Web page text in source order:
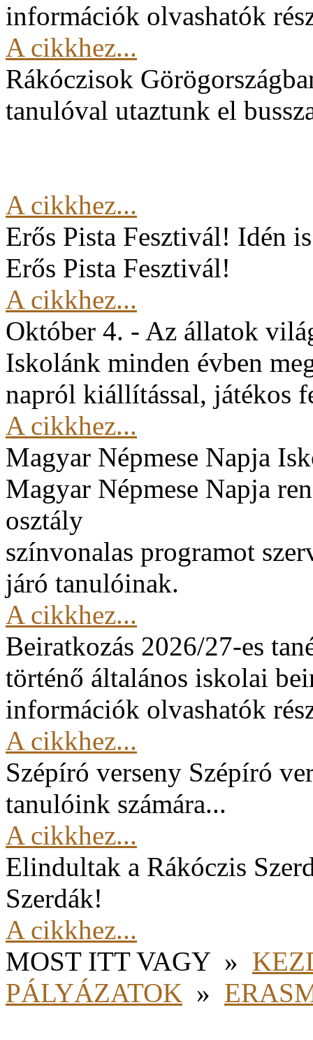
információk olvashatók
A cikkhez...
Rákóczisok
tanulóval utaztunk el
A cikkhez...
Erős Pista Fesztivál! Idén
Erős Pista Fesztivál!
A cikkhez...
Október 4. - Az állatok
Iskolánk minden évben
napról kiállítással, játékos
A cikkhez...
Magyar Népmese Napja
Magyar Népmese Napja
osztály
színvonalas programot
járó tanulóinak.
A cikkhez...
Beiratkozás 2026/27-es
történő általános iskolai
információk olvashatók
A cikkhez...
Szépíró verseny Szépíró
tanulóink számára...
A cikkhez...
Elindultak a Rákóczis
Szerdák!
A cikkhez...
MOST ITT VAGY »
PÁLYÁZATOK »